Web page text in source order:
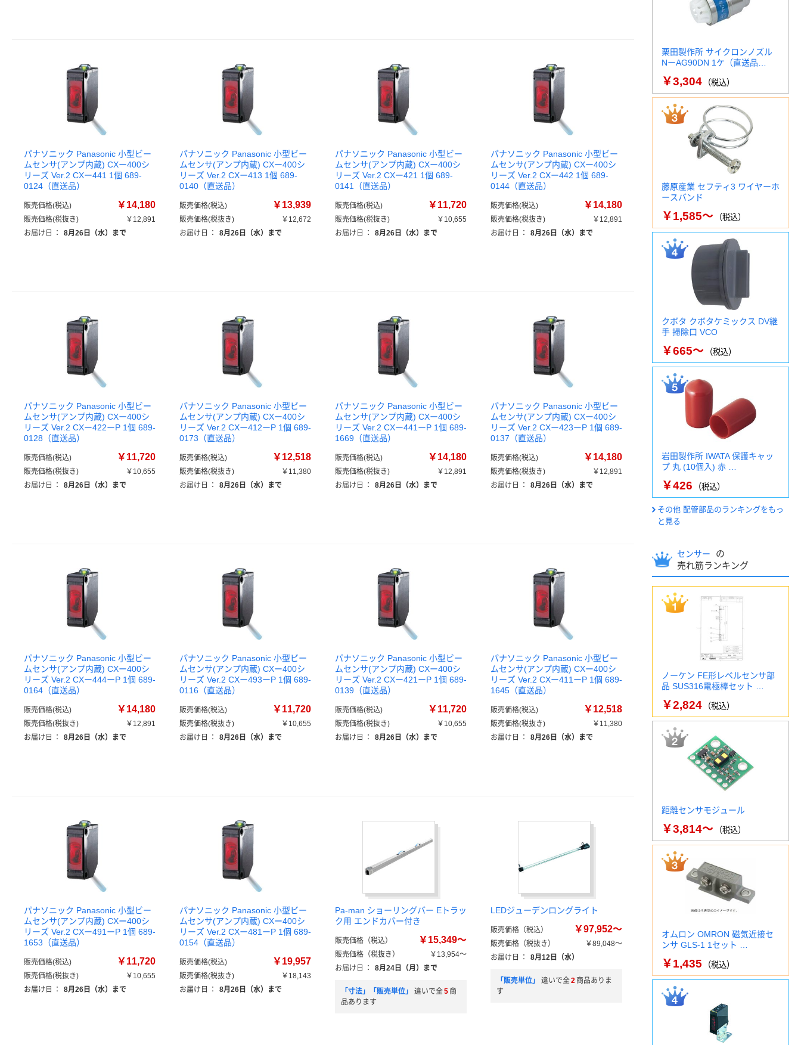
パナソニック Panasonic 小型ビー
ムセンサ(アンプ内蔵) CXー400シ
リーズ Ver.2 CXー441 1個 689-
0124（直送品）
販売価格(税込) ￥14,180
販売価格(税抜き)
￥12,891
お届け日
： 8月26日（水）まで
パナソニック Panasonic 小型ビー
ムセンサ(アンプ内蔵) CXー400シ
リーズ Ver.2 CXー413 1個 689-
0140（直送品）
販売価格(税込) ￥13,939
販売価格(税抜き)
￥12,672
お届け日
： 8月26日（水）まで
パナソニック Panasonic 小型ビー
ムセンサ(アンプ内蔵) CXー400シ
リーズ Ver.2 CXー421 1個 689-
0141（直送品）
販売価格(税込) ￥11,720
販売価格(税抜き)
￥10,655
お届け日
： 8月26日（水）まで
パナソニック Panasonic 小型ビー
ムセンサ(アンプ内蔵) CXー400シ
リーズ Ver.2 CXー442 1個 689-
0144（直送品）
販売価格(税込) ￥14,180
販売価格(税抜き)
￥12,891
お届け日
： 8月26日（水）まで
パナソニック Panasonic 小型ビー
ムセンサ(アンプ内蔵) CXー400シ
リーズ Ver.2 CXー422ーP 1個 689-
0128（直送品）
販売価格(税込) ￥11,720
販売価格(税抜き)
￥10,655
お届け日
： 8月26日（水）まで
パナソニック Panasonic 小型ビー
ムセンサ(アンプ内蔵) CXー400シ
リーズ Ver.2 CXー412ーP 1個 689-
0173（直送品）
販売価格(税込) ￥12,518
販売価格(税抜き)
￥11,380
お届け日
： 8月26日（水）まで
パナソニック Panasonic 小型ビー
ムセンサ(アンプ内蔵) CXー400シ
リーズ Ver.2 CXー441ーP 1個 689-
1669（直送品）
販売価格(税込) ￥14,180
販売価格(税抜き)
￥12,891
お届け日
： 8月26日（水）まで
パナソニック Panasonic 小型ビー
ムセンサ(アンプ内蔵) CXー400シ
リーズ Ver.2 CXー423ーP 1個 689-
0137（直送品）
販売価格(税込) ￥14,180
販売価格(税抜き)
￥12,891
お届け日
： 8月26日（水）まで
パナソニック Panasonic 小型ビー
ムセンサ(アンプ内蔵) CXー400シ
リーズ Ver.2 CXー444ーP 1個 689-
0164（直送品）
販売価格(税込) ￥14,180
販売価格(税抜き)
￥12,891
お届け日
： 8月26日（水）まで
パナソニック Panasonic 小型ビー
ムセンサ(アンプ内蔵) CXー400シ
リーズ Ver.2 CXー493ーP 1個 689-
0116（直送品）
販売価格(税込) ￥11,720
販売価格(税抜き)
￥10,655
お届け日
： 8月26日（水）まで
パナソニック Panasonic 小型ビー
ムセンサ(アンプ内蔵) CXー400シ
リーズ Ver.2 CXー421ーP 1個 689-
0139（直送品）
販売価格(税込) ￥11,720
販売価格(税抜き)
￥10,655
お届け日
： 8月26日（水）まで
パナソニック Panasonic 小型ビー
ムセンサ(アンプ内蔵) CXー400シ
リーズ Ver.2 CXー411ーP 1個 689-
1645（直送品）
販売価格(税込) ￥12,518
販売価格(税抜き)
￥11,380
お届け日
： 8月26日（水）まで
パナソニック Panasonic 小型ビー
ムセンサ(アンプ内蔵) CXー400シ
リーズ Ver.2 CXー491ーP 1個 689-
1653（直送品）
販売価格(税込) ￥11,720
販売価格(税抜き)
￥10,655
お届け日
： 8月26日（水）まで
パナソニック Panasonic 小型ビー
ムセンサ(アンプ内蔵) CXー400シ
リーズ Ver.2 CXー481ーP 1個 689-
0154（直送品）
販売価格(税込) ￥19,957
販売価格(税抜き)
￥18,143
お届け日
： 8月26日（水）まで
Pa-man ショーリングバー Eトラッ
ク用 エンドカバー付き
販売価格（税込） ￥15,349～
販売価格（税抜き）
￥13,954～
お届け日
： 8月24日（月）まで
「寸法」「販売単位」 違いで全5 商
品あります
LEDジューデンロングライト
販売価格（税込） ￥97,952～
販売価格（税抜き）
￥89,048～
お届け日
： 8月12日（水）
「販売単位」 違いで全2 商品ありま
す
栗田製作所 サイクロンノズル
NーAG90DN 1ケ（直送品…
￥3,304 （税込）
藤原産業 セフティ3 ワイヤーホ
ースバンド
￥1,585～ （税込）
クボタ クボタケミックス DV継
手 掃除口 VCO
￥665～ （税込）
岩田製作所 IWATA 保護キャッ
プ 丸 (10個入) 赤 …
￥426 （税込）
その他 配管部品のランキングをもっ
と見る
センサー
の
売れ筋ランキング
ノーケン FE形レベルセンサ部
品 SUS316電極棒セット …
￥2,824 （税込）
距離センサモジュール
￥3,814～ （税込）
オムロン OMRON 磁気近接セ
ンサ GLS-1 1セット …
￥1,435 （税込）